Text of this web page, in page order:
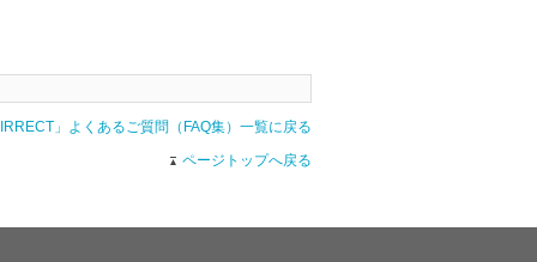
」よくあるご質問（FAQ集）一覧に戻る
ページトップへ戻る